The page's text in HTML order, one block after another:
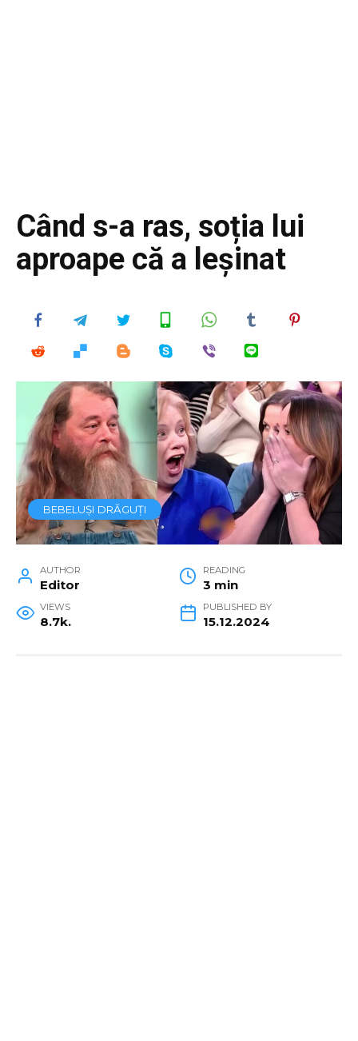
Când s-a ras, soția lui
aproape că a leșinat
BEBELUȘI DRĂGUȚI
AUTHOR
Editor
READING
3 min
VIEWS
8.7k.
PUBLISHED BY
15.12.2024